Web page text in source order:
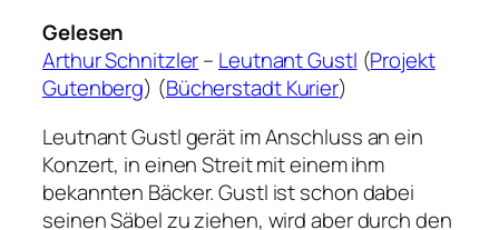
Gelesen
Arthur Schnitzler– Leutnant Gustl (Projekt
Gutenberg) (Bücherstadt Kurier)
Leutnant Gustl gerät im Anschluss an ein
Konzert, in einen Streit mit einem ihm
bekannten Bäcker. Gustl ist schon dabei
seinen Säbel zu ziehen, wird aber durch den